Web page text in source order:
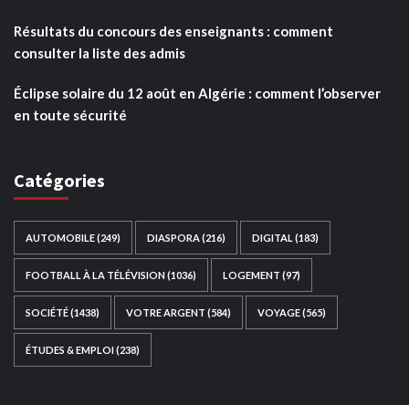
Résultats du concours des enseignants : comment
consulter la liste des admis
Éclipse solaire du 12 août en Algérie : comment l’observer
en toute sécurité
Catégories
AUTOMOBILE(249) DIASPORA (216) DIGITAL (183)
FOOTBALL À LA TÉLÉVISION(1036) LOGEMENT (97)
SOCIÉTÉ(1438) VOTRE ARGENT (584) VOYAGE(565)
ÉTUDES & EMPLOI(238)